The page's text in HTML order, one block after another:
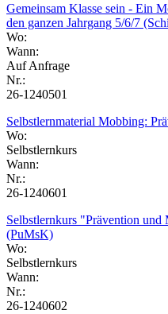
Gemeinsam Klasse sein - Ein
den ganzen Jahrgang 5/6/7
Wo:
Wann:
Auf Anfrage
Nr.:
26-1240501
Selbstlernmaterial Mobbing:
Wo:
Selbstlernkurs
Wann:
Nr.:
26-1240601
Selbstlernkurs "Prävention und
(PuMsK)
Wo:
Selbstlernkurs
Wann:
Nr.:
26-1240602